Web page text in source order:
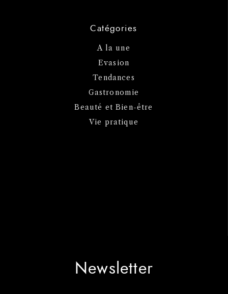
Catégories
A la une
Evasion
Tendances
Gastronomie
Beauté et Bien-être
Vie pratique
Newsletter